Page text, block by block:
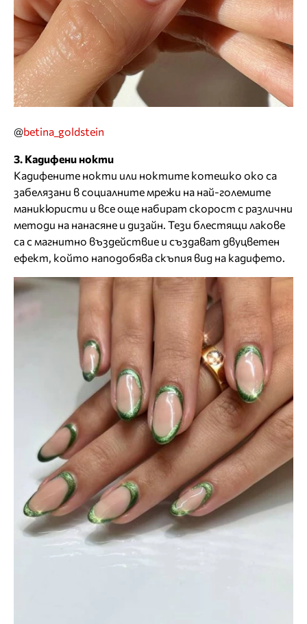
@betina_goldstein
3. Кадифени нокти
Кадифените нокти или ноктите котешко око са
забелязани в социалните мрежи на най-големите
маникюристи и все още набират скорост с различни
методи на нанасяне и дизайн. Тези блестящи лакове
са с магнитно въздействие и създават двуцветен
ефект, който наподобява скъпия вид на кадифето.